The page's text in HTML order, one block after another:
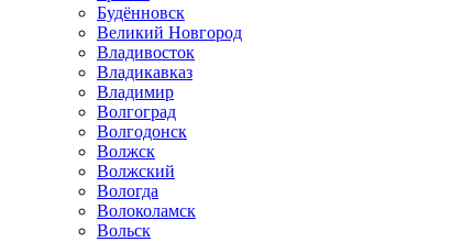
Будённовск
Великий Новгород
Владивосток
Владикавказ
Владимир
Волгоград
Волгодонск
Волжск
Волжский
Вологда
Волоколамск
Вольск